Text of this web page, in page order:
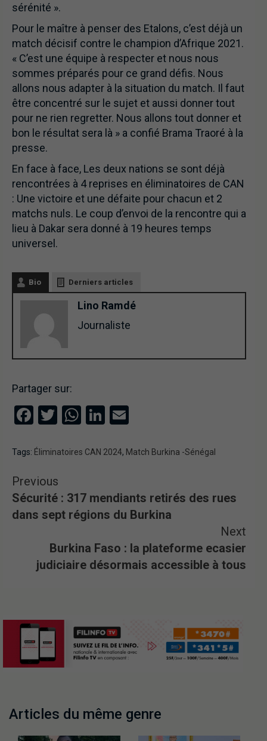
sérénité ».
Pour le maître à penser des Etalons, c’est déjà un
match décisif contre le champion d’Afrique 2021.
« C’est une équipe à respecter et nous nous
sommes préparés pour ce grand défis. Nous
allons nous adapter à la situation du match. Il faut
être concentré sur le sujet et aussi donner tout
pour ne rien regretter. Nous allons tout donner et
bon le résultat sera là » a confié Brama Traoré à la
presse.
En face à face, Les deux nations se sont déjà
rencontrées à 4 reprises en éliminatoires de CAN
: Une victoire et une défaite pour chacun et 2
matchs nuls. Le coup d’envoi de la rencontre qui a
lieu à Dakar sera donné à 19 heures temps
universel.
Bio Derniers articles
Lino Ramdé
Journaliste
Partager sur:
Facebook
Twitter
WhatsApp
LinkedIn
Tags: Éliminatoires CAN 2024, Match Burkina -Sénégal
Previous
Sécurité : 317 mendiants retirés des rues
dans sept régions du Burkina
Next
Burkina Faso : la plateforme ecasier
judiciaire désormais accessible à tous
Articles du même genre